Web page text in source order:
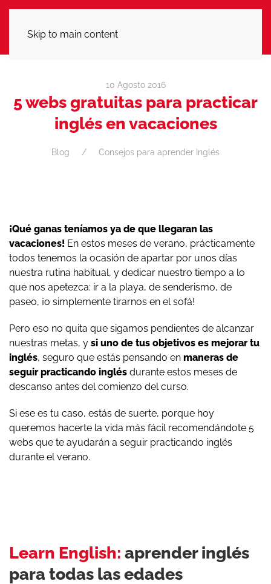
Skip to main content
10 Agosto 2016
5 webs gratuitas para practicar
inglés en vacaciones
Blog Consejos para aprender Inglés
¡Qué ganas teníamos ya de que llegaran las
vacaciones! En estos meses de verano, prácticamente
todos tenemos la ocasión de apartar por unos días
nuestra rutina habitual, y dedicar nuestro tiempo a lo
que nos apetezca: ir a la playa, de senderismo, de
paseo, ¡o simplemente tirarnos en el sofá!
Pero eso no quita que sigamos pendientes de alcanzar
nuestras metas, y si uno de tus objetivos es mejorar tu
inglés, seguro que estás pensando en maneras de
seguir practicando inglés durante estos meses de
descanso antes del comienzo del curso.
Si ese es tu caso, estás de suerte, porque hoy
queremos hacerte la vida más fácil recomendándote 5
webs que te ayudarán a seguir practicando inglés
durante el verano.
Learn English: aprender inglés
para todas las edades